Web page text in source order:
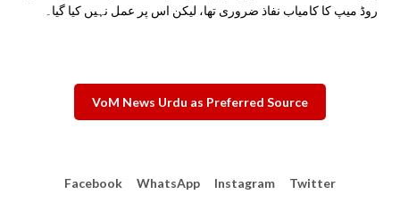
روڈ میپ کا کامیاب نفاذ ضروری تھا، لیکن اس پر عمل نہیں کیا گیا۔
VoM News Urdu as Preferred Source
Facebook WhatsApp Instagram Twitter